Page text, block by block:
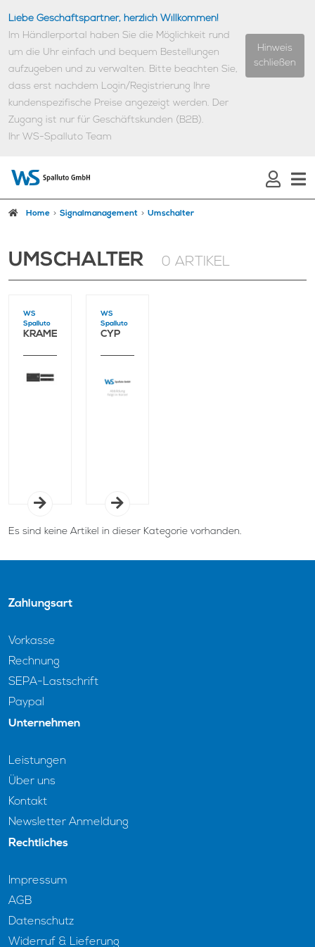
Liebe Geschäftspartner, herzlich Willkommen!
Im Händlerportal haben Sie die Möglichkeit rund
um die Uhr einfach und bequem Bestellungen
aufzugeben und zu verwalten. Bitte beachten Sie,
dass erst nachdem Login/Registrierung Ihre
kundenspezifische Preise angezeigt werden. Der
Zugang ist nur für Geschäftskunden (B2B).
Ihr WS-Spalluto Team
Hinweis
schließen
Home Signalmanagement Umschalter
UMSCHALTER 0 ARTIKEL
WS
Spalluto
KRAMER
WS
Spalluto
CYP
Es sind keine Artikel in dieser Kategorie vorhanden.
Zahlungsart
Vorkasse
Rechnung
SEPA-Lastschrift
Paypal
Unternehmen
Leistungen
Über uns
Kontakt
Newsletter Anmeldung
Rechtliches
Impressum
AGB
Datenschutz
Widerruf & Lieferung